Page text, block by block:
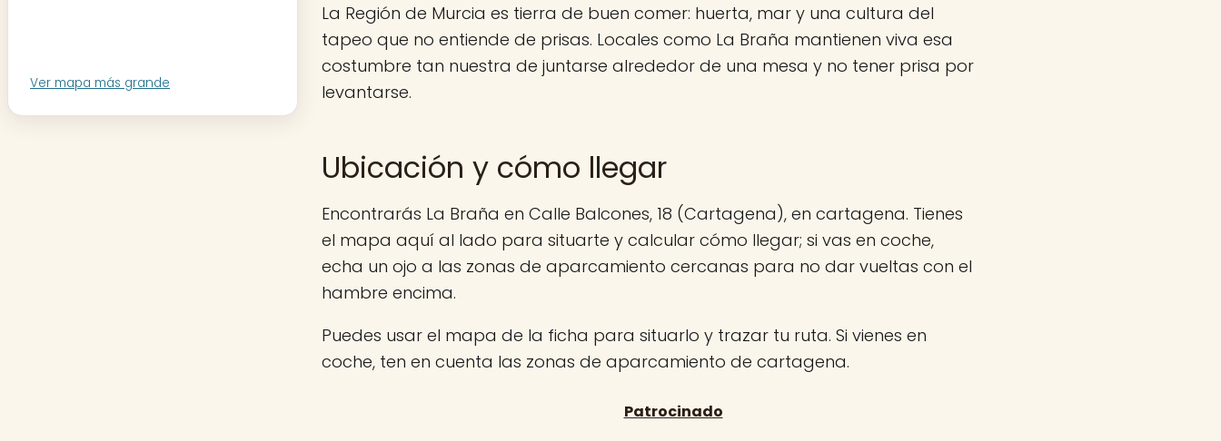
Ver mapa más grande
La Región de Murcia es tierra de buen comer: huerta, mar y una cultura del
tapeo que no entiende de prisas. Locales como La Braña mantienen viva esa
costumbre tan nuestra de juntarse alrededor de una mesa y no tener prisa por
levantarse.
Ubicación y cómo llegar
Encontrarás La Braña en Calle Balcones, 18 (Cartagena), en cartagena. Tienes
el mapa aquí al lado para situarte y calcular cómo llegar; si vas en coche,
echa un ojo a las zonas de aparcamiento cercanas para no dar vueltas con el
hambre encima.
Puedes usar el mapa de la ficha para situarlo y trazar tu ruta. Si vienes en
coche, ten en cuenta las zonas de aparcamiento de cartagena.